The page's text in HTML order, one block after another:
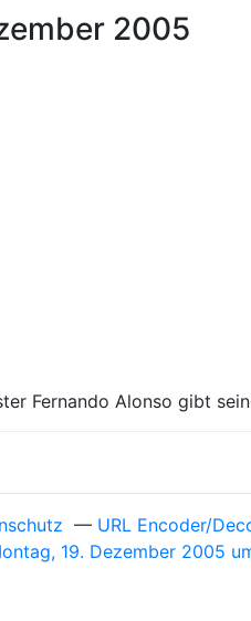
2005
Fernando Alonso gibt
— URL Encoder/
19. Dezember 2005